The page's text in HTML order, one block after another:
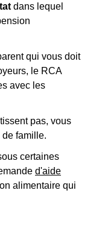
dans lequel
qui vous doit
le RCA
avec les
pas, vous
famille.
certaines
d'aide
alimentaire qui